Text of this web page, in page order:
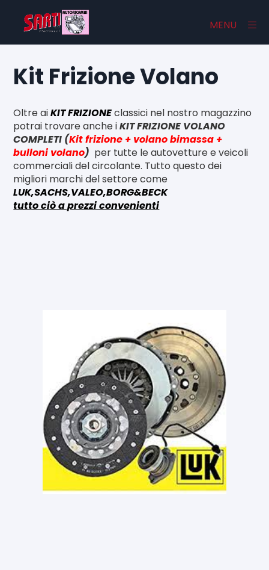
MENU
×
Home
Catalogo
Chi Siamo
Contatti
Kit Frizione Volano
Oltre aiKIT FRIZIONEclassici nel nostro magazzino
potrai trovare anche iKIT FRIZIONE VOLANO
COMPLETI (Kit frizione + volano bimassa +
bulloni volano) per tutte le autovetture e veicoli
commerciali del circolante. Tutto questo dei
migliori marchi del settore come
LUK,SACHS,VALEO,BORG&BECK
tutto ciò a prezzi convenienti